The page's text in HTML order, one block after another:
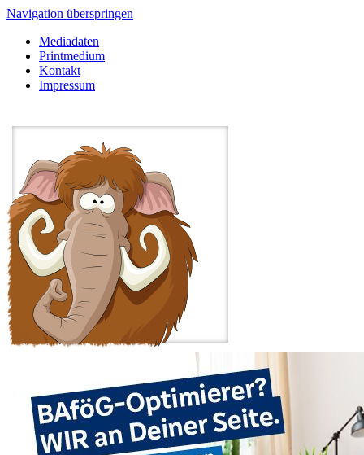
Navigation überspringen
Mediadaten
Printmedium
Kontakt
Impressum
Ahlen TV